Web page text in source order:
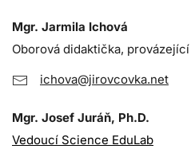
Mgr. Jarmila Ichová
Oborová didaktička,
ichova@jirovcovka.net
Mgr. Josef Juráň, Ph.D.
Vedoucí Science EduLab